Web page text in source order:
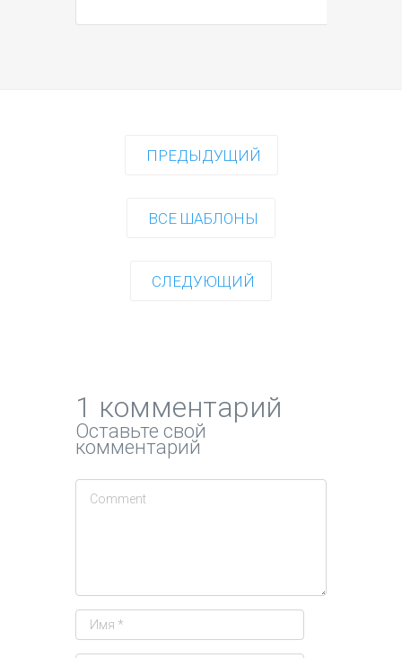
ПРЕДЫДУЩИЙ
ВСЕ ШАБЛОНЫ
СЛЕДУЮЩИЙ
1 комментарий
Оставьте свой
комментарий